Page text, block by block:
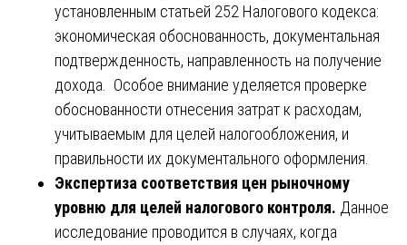
установленным статьей 252 Налогового кодекса:
экономическая обоснованность, документальная
подтвержденность, направленность на получение
дохода. Особое внимание уделяется проверке
обоснованности отнесения затрат к расходам,
учитываемым для целей налогообложения, и
правильности их документального оформления.
Экспертиза соответствия цен рыночному
уровню для целей налогового контроля. Данное
исследование проводится в случаях, когда